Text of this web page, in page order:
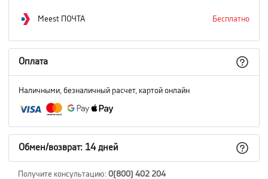
Meest ПОЧТА Бесплатно
Оплата
Наличными, безналичный расчет, картой онлайн
Обмен/возврат: 14 дней
Получите консультацию: 0(800) 402 204